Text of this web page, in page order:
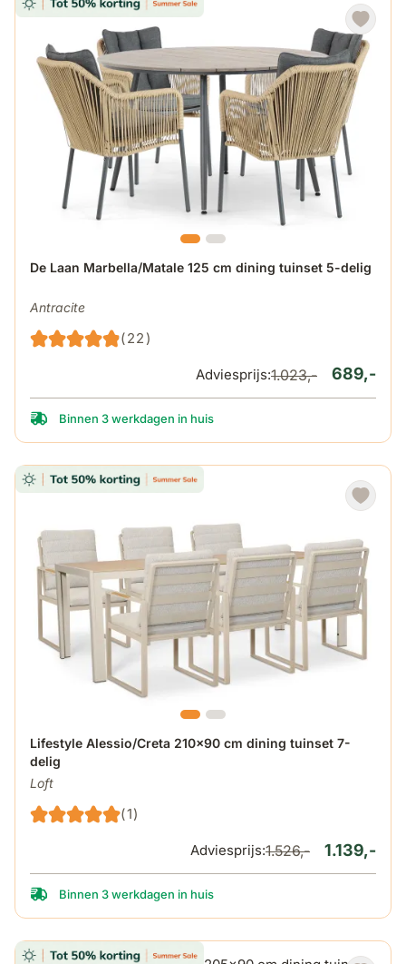
De Laan Marbella/Matale 125 cm dining tuinset 5-delig
Antracite
(22)
De prijs is afhankelijk van de gekozen opties op de
689,-
Adviesprijs:1.023,-
Binnen 3 werkdagen in huis
Lifestyle Alessio/Creta 210x90 cm dining tuinset 7-
delig
Loft
(1)
De prijs is afhankelijk van de gekozen opties op de
1.139,-
Adviesprijs:1.526,-
Binnen 3 werkdagen in huis